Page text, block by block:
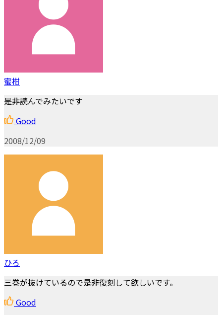
蜜柑
是非読んでみたいです
Good
2008/12/09
ひろ
三巻が抜けているので是非復刻して欲しいです。
Good